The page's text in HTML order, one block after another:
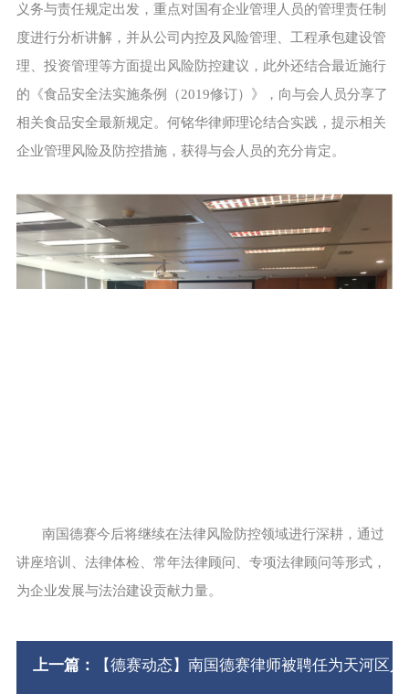
义务与责任规定出发，重点对国有企业管理人员的管理责任制
度进行分析讲解，并从公司内控及风险管理、工程承包建设管
理、投资管理等方面提出风险防控建议，此外还结合最近施行
的《食品安全法实施条例（2019修订）》，向与会人员分享了
相关食品安全最新规定。何铭华律师理论结合实践，提示相关
企业管理风险及防控措施，获得与会人员的充分肯定。
南国德赛今后将继续在法律风险防控领域进行深耕，通过
讲座培训、法律体检、常年法律顾问、专项法律顾问等形式，
为企业发展与法治建设贡献力量。
上一篇： 【德赛动态】南国德赛律师被聘任为天河区